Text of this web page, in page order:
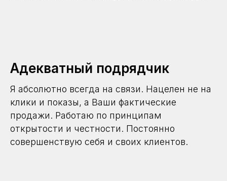
Адекватный подрядчик
Я абсолютно всегда на связи. Нацелен не на
клики и показы, а Ваши фактические
продажи. Работаю по принципам
открытости и честности. Постоянно
совершенствую себя и своих клиентов.